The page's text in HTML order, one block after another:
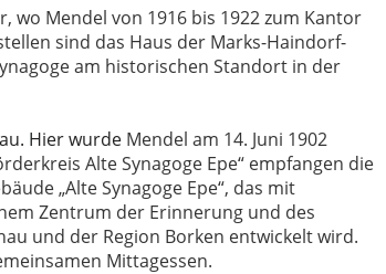
wo Mendel von 1916 bis 1922 zum Kantor
sind das Haus der Marks-Haindorf-
am historischen Standort in der
Hier wurde Mendel am 14. Juni 1902
Alte Synagoge Epe“ empfangen die
„Alte Synagoge Epe“, das mit
Zentrum der Erinnerung und des
und der Region Borken entwickelt wird.
Mittagessen.